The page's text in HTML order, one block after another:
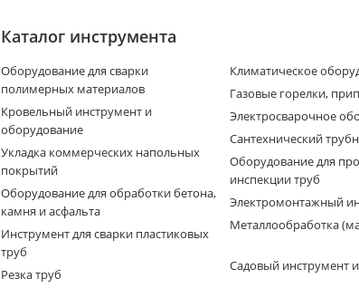
Каталог инструмента
Оборудование для сварки
полимерных материалов
Кровельный инструмент и
оборудование
Укладка коммерческих напольных
покрытий
Оборудование для обработки бетона,
камня и асфальта
Инструмент для сварки пластиковых
труб
Резка труб
Климатическое
Газовые горелки,
Электросварочное
Сантехнический
Оборудование для
инспекции труб
Электромонтажный
Металлообработка
Садовый инструмент